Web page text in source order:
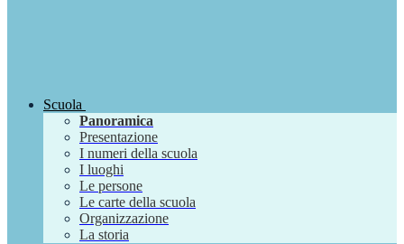
Scuola
Panoramica
Presentazione
I numeri della scuola
I luoghi
Le persone
Le carte della scuola
Organizzazione
La storia